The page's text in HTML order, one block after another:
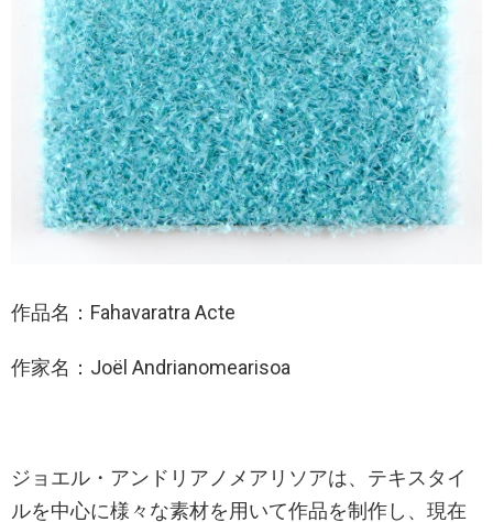
作品名：Fahavaratra Acte
作家名：Joël Andrianomearisoa
ジョエル・アンドリアノメアリソアは、テキスタイ
ルを中心に様々な素材を用いて作品を制作し、現在